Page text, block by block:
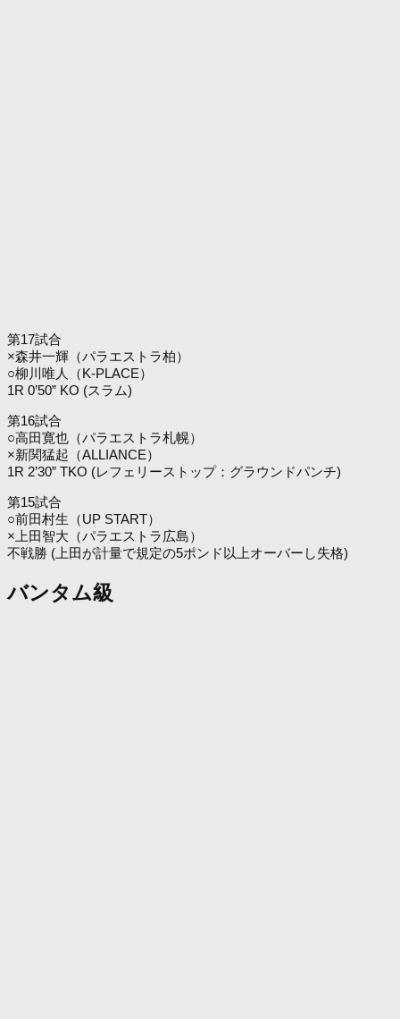
第17試合
×森井一輝（パラエストラ柏）
○柳川唯人（K-PLACE）
1R 0’50” KO (スラム)
第16試合
○高田寛也（パラエストラ札幌）
×新関猛起（ALLIANCE）
1R 2’30” TKO (レフェリーストップ：グラウンドパンチ)
第15試合
○前田村生（UP START）
×上田智大（パラエストラ広島）
不戦勝 (上田が計量で規定の5ポンド以上オーバーし失格)
バンタム級